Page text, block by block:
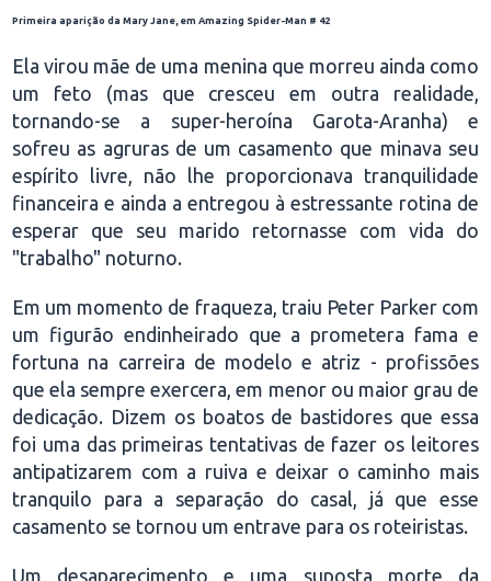
Primeira aparição da Mary Jane, em Amazing Spider-Man # 42
Ela virou mãe de uma menina que morreu ainda como
um feto (mas que cresceu em outra realidade,
tornando-se a super-heroína Garota-Aranha) e
sofreu as agruras de um casamento que minava seu
espírito livre, não lhe proporcionava tranquilidade
financeira e ainda a entregou à estressante rotina de
esperar que seu marido retornasse com vida do
"trabalho" noturno.
Em um momento de fraqueza, traiu Peter Parker com
um figurão endinheirado que a prometera fama e
fortuna na carreira de modelo e atriz - profissões
que ela sempre exercera, em menor ou maior grau de
dedicação. Dizem os boatos de bastidores que essa
foi uma das primeiras tentativas de fazer os leitores
antipatizarem com a ruiva e deixar o caminho mais
tranquilo para a separação do casal, já que esse
casamento se tornou um entrave para os roteiristas.
Um desaparecimento e uma suposta morte da